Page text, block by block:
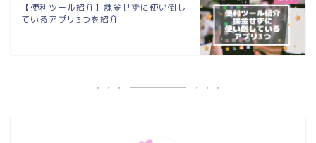
【便利ツール紹介】課金せずに使い倒し
ているアプリ3つを紹介